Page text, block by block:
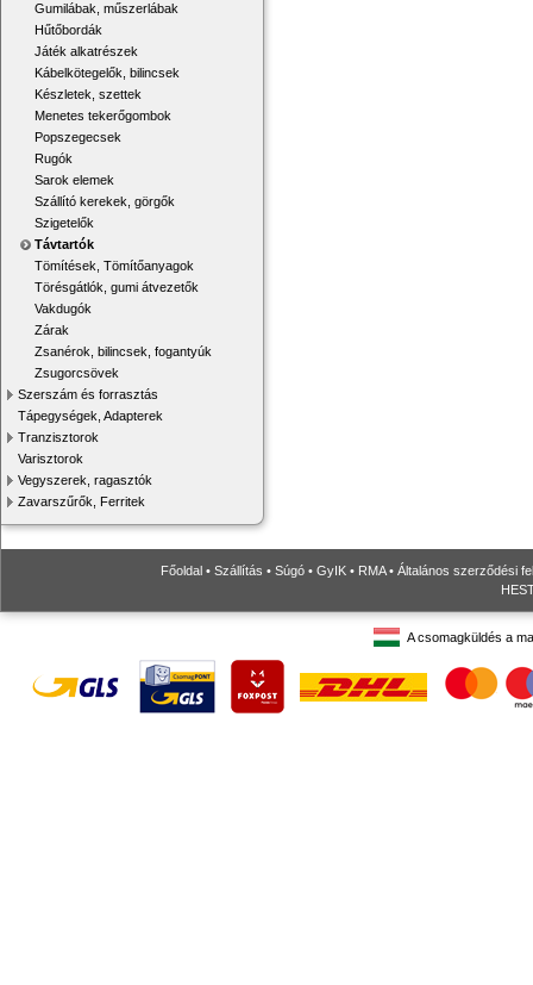
Gumilábak, műszerlábak
Hűtőbordák
Játék alkatrészek
Kábelkötegelők, bilincsek
Készletek, szettek
Menetes tekerőgombok
Popszegecsek
Rugók
Sarok elemek
Szállító kerekek, görgők
Szigetelők
Távtartók
Tömítések, Tömítőanyagok
Törésgátlók, gumi átvezetők
Vakdugók
Zárak
Zsanérok, bilincsek, fogantyúk
Zsugorcsövek
Szerszám és forrasztás
Tápegységek, Adapterek
Tranzisztorok
Varisztorok
Vegyszerek, ragasztók
Zavarszűrők, Ferritek
Főoldal • Szállítás • Súgó • GyIK • RMA• Általános szerződési
A csomagküldés a